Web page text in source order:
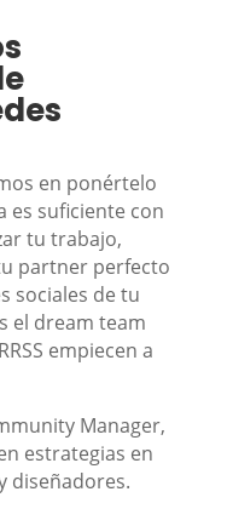
en ponértelo
es suficiente con
tu trabajo,
partner perfecto
sociales de tu
el dream team
empiecen a
Manager,
estrategias en
diseñadores.